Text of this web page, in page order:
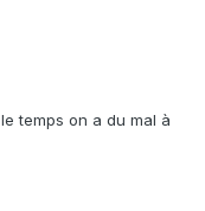
temps on a du mal à